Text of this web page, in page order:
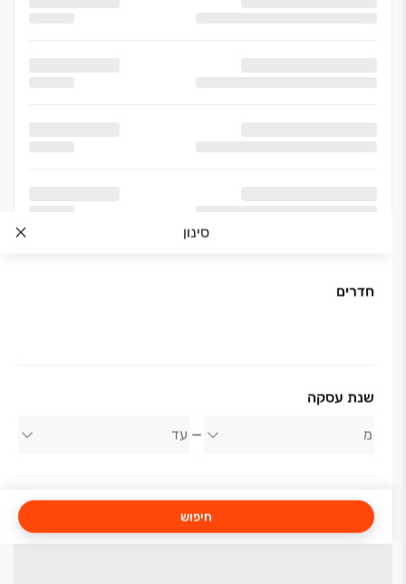
סינון
חדרים
שנת עסקה
חיפוש